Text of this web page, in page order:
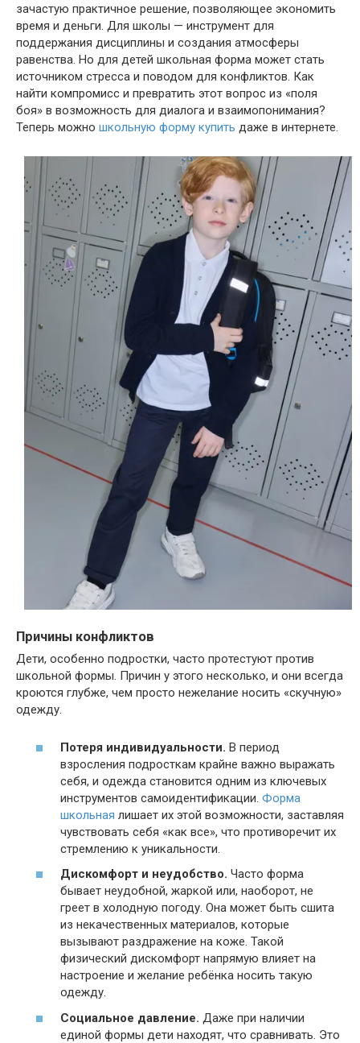
зачастую практичное решение, позволяющее экономить
время и деньги. Для школы — инструмент для
поддержания дисциплины и создания атмосферы
равенства. Но для детей школьная форма может стать
источником стресса и поводом для конфликтов. Как
найти компромисс и превратить этот вопрос из «поля
боя» в возможность для диалога и взаимопонимания?
Теперь можно школьную форму купить даже в интернете.
Причины конфликтов
Дети, особенно подростки, часто протестуют против
школьной формы. Причин у этого несколько, и они всегда
кроются глубже, чем просто нежелание носить «скучную»
одежду.
Потеря индивидуальности. В период
взросления подросткам крайне важно выражать
себя, и одежда становится одним из ключевых
инструментов самоидентификации. Форма
школьная лишает их этой возможности, заставляя
чувствовать себя «как все», что противоречит их
стремлению к уникальности.
Дискомфорт и неудобство. Часто форма
бывает неудобной, жаркой или, наоборот, не
греет в холодную погоду. Она может быть сшита
из некачественных материалов, которые
вызывают раздражение на коже. Такой
физический дискомфорт напрямую влияет на
настроение и желание ребёнка носить такую
одежду.
Социальное давление. Даже при наличии
единой формы дети находят, что сравнивать. Это